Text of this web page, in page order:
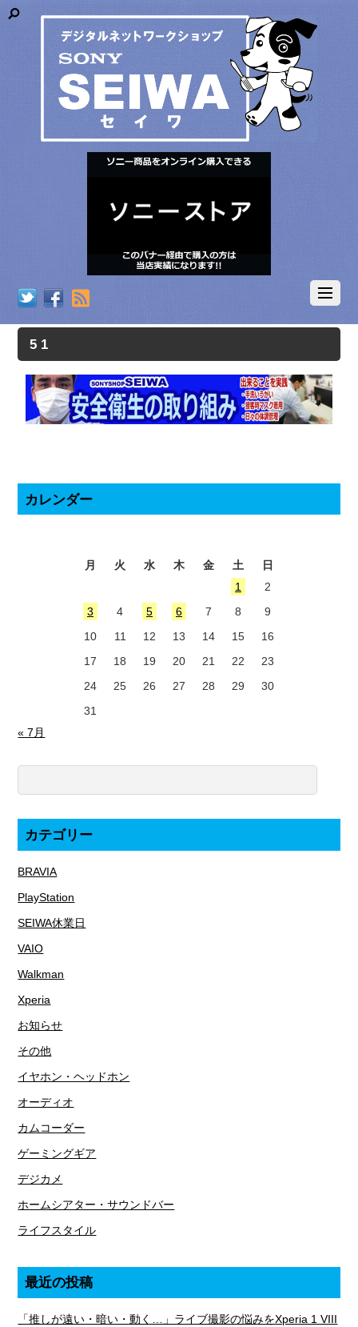
5 1
カレンダー
月 火 水 木 金 土
日
1
2
3
4 5 6 7 8
9
10
11 12 13 14 15
16
17
18 19 20 21 22
23
24
25 26 27 28 29
30
31
« 7月
カテゴリー
BRAVIA
PlayStation
SEIWA休業日
VAIO
Walkman
Xperia
お知らせ
その他
イヤホン・ヘッドホン
オーディオ
カムコーダー
ゲーミングギア
デジカメ
ホームシアター・サウンドバー
ライフスタイル
最近の投稿
「推しが遠い・暗い・動く…」ライブ撮影の悩みをXperia 1 VIII